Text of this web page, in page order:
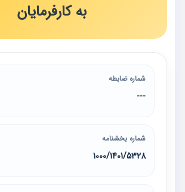
به کارفرمایان
شماره ضابطه
---
شماره بخشنامه
5328‏/1401‏/1000